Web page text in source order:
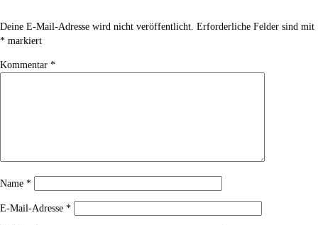
Deine E-Mail-Adresse wird nicht veröffentlicht. Erforderliche Felder sind mit
* markiert
Kommentar *
Name *
E-Mail-Adresse *